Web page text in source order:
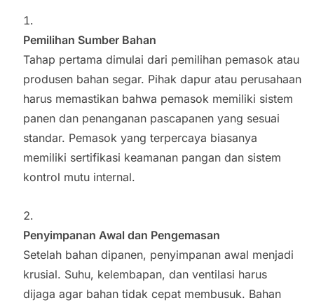
Pemilihan Sumber Bahan
Tahap pertama dimulai dari pemilihan pemasok atau
produsen bahan segar. Pihak dapur atau perusahaan
harus memastikan bahwa pemasok memiliki sistem
panen dan penanganan pascapanen yang sesuai
standar. Pemasok yang terpercaya biasanya
memiliki sertifikasi keamanan pangan dan sistem
kontrol mutu internal.
Penyimpanan Awal dan Pengemasan
Setelah bahan dipanen, penyimpanan awal menjadi
krusial. Suhu, kelembapan, dan ventilasi harus
dijaga agar bahan tidak cepat membusuk. Bahan